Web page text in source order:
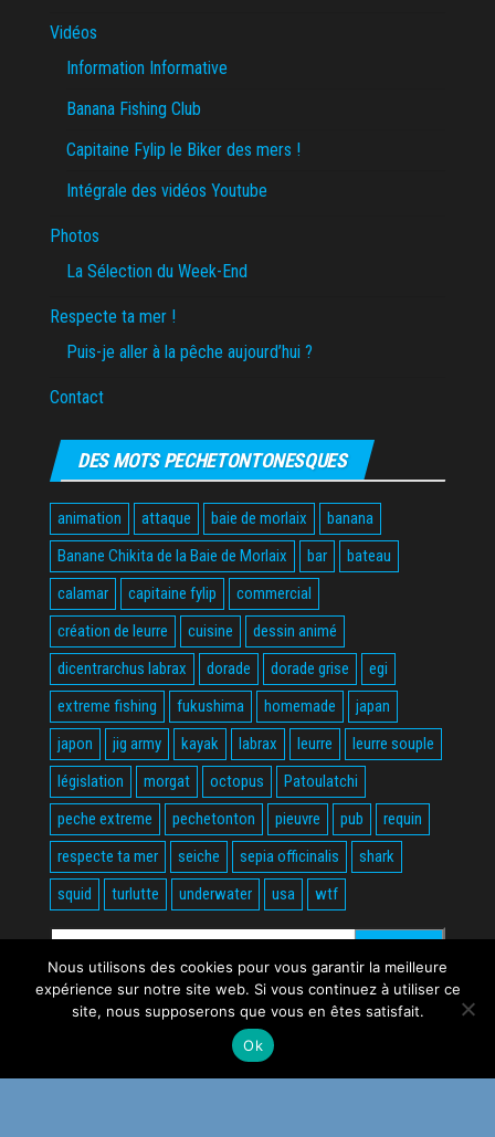
Vidéos
Information Informative
Banana Fishing Club
Capitaine Fylip le Biker des mers !
Intégrale des vidéos Youtube
Photos
La Sélection du Week-End
Respecte ta mer !
Puis-je aller à la pêche aujourd’hui ?
Contact
DES MOTS PECHETONTONESQUES
animation attaque baie de morlaix
banana
Banane Chikita de la Baie de Morlaix
bar
bateau
calamar
capitaine fylip
commercial
création de leurre
cuisine
dessin animé
dicentrarchus labrax
dorade dorade grise
egi
extreme fishing
fukushima homemade
japan
japon
jig army kayak labrax leurre
leurre souple
législation
morgat octopus
Patoulatchi
peche extreme
pechetonton pieuvre pub
requin
respecte ta mer
seiche sepia officinalis
shark
squid
turlutte underwater usa wtf
Rechercher :
WordPress
Nous utilisons des cookies pour vous garantir la meilleure
expérience sur notre site web. Si vous continuez à utiliser ce
site, nous supposerons que vous en êtes satisfait.
Ok